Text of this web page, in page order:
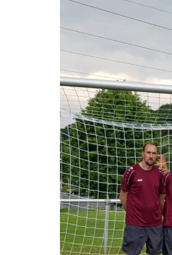
Bild